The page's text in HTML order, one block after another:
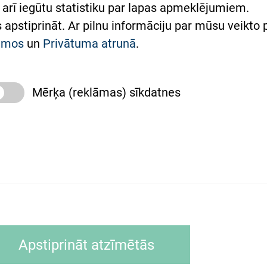
Східної лікарні
з Україною
iegūtu statistiku par lapas apmeklējumiem.
Ar pilnu informāciju par mūsu veikto
un Privātuma atrunā.
Mērķa (reklāmas) sīkdatnes
tīmekļa pārlūkprogramma (piemēram, Internet,
Apstiprināt atzīmētās